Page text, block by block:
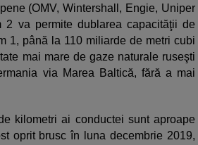
(OMV, Wintershall, Engie, Uniper
2 va permite dublarea capacităţii de
1, până la 110 miliarde de metri cubi
mai mare de gaze naturale ruseşti
via Marea Baltică, fără a mai
kilometri ai conductei sunt aproape
oprit brusc în luna decembrie 2019,